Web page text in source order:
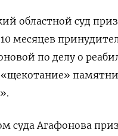
областной суд
месяцев
по делу о
суда Агафонова